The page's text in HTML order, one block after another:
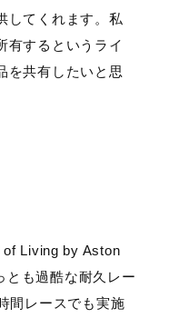
してくれます。私
有するというライ
を共有したいと思
of Living by Aston
とも過酷な耐久レー
間レースでも実施